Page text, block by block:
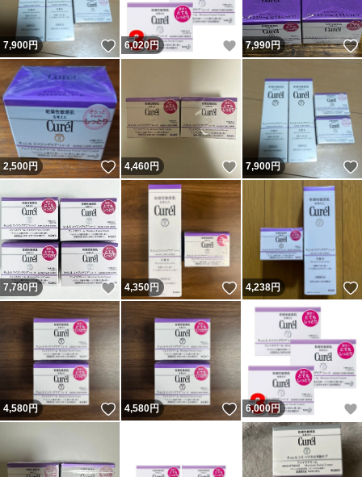
7,900円 いいね！
6,020円 いいね！
7,990円
2,500円 いいね！
4,460円 いいね！
7,900円
7,780円 いいね！
4,350円 いいね！
4,238円
4,580円 いいね！
4,580円 いいね！
6,000円